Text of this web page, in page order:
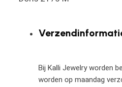
Bij Kalli Jewelry worden
worden op maandag